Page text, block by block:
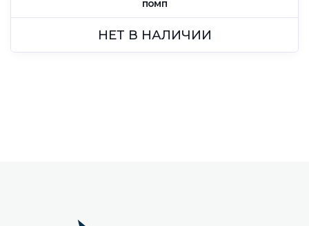
помп
НЕТ В НАЛИЧИИ